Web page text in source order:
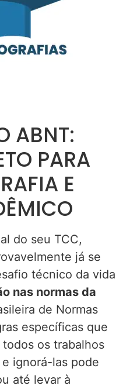
ABNT:
PARA
E
do seu TCC,
já se
técnico da vida
nas normas da
de Normas
específicas que
os trabalhos
ignorá-las pode
até levar à